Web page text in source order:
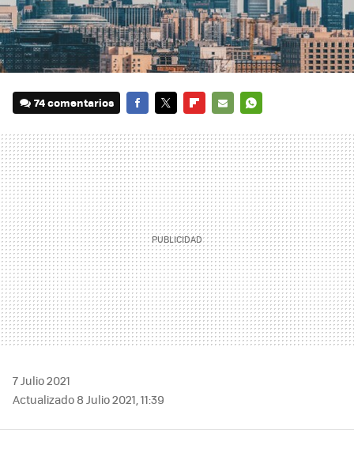
74 comentarios
MAIL
7 Julio 2021
Actualizado 8 Julio 2021, 11:39